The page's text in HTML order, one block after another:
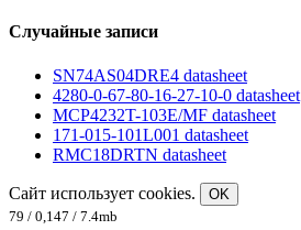
Случайные записи
SN74AS04DRE4 datasheet
4280-0-67-80-16-27-10-0 datasheet
MCP4232T-103E/MF datasheet
171-015-101L001 datasheet
RMC18DRTN datasheet
Сайт использует cookies.
OK
79 / 0,147 / 7.4mb